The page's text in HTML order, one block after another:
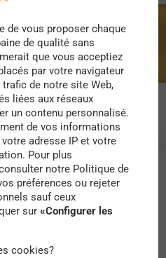
de vous proposer chaque
de qualité sans
que vous acceptiez
par votre navigateur
de notre site Web,
liées aux réseaux
un contenu personnalisé.
de vos informations
adresse IP et votre
Pour plus
notre Politique de
préférences ou rejeter
sauf ceux
sur«Configurer les
cookies?